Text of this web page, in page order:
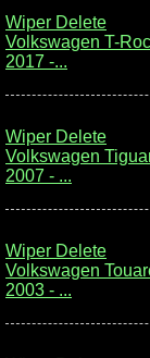
Wiper Delete
Volkswagen T-Roc
2017 -...
Wiper Delete
Volkswagen
2007 - ...
Wiper Delete
Volkswagen
2003 - ...